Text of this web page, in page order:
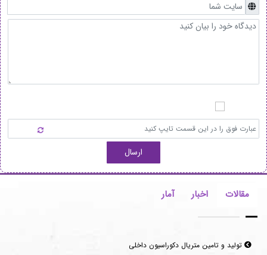
ارسال
مقالات اخبار آمار
تولید و تامین متریال دکوراسیون داخلی